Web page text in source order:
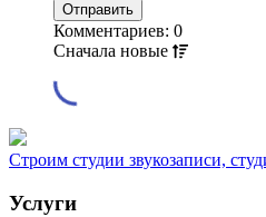
Комментариев: 0
Сначала новые
Строим студии звукозаписи,
Услуги